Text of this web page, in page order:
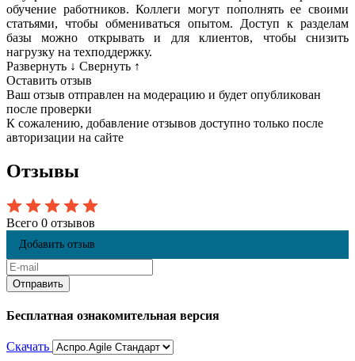
обучение работников. Коллеги могут пополнять ее своими
статьями, чтобы обмениваться опытом. Доступ к разделам
базы можно открывать и для клиентов, чтобы снизить
нагрузку на техподдержку.
Развернуть ↓ Свернуть ↑
Оставить отзыв
Ваш отзыв отправлен на модерацию и будет опубликован
после проверки
К сожалению, добавление отзывов доступно только после
авторизации на сайте
Отзывы
Всего 0 отзывов
Добавить отзыв
Бесплатная ознакомительная версия
Скачать